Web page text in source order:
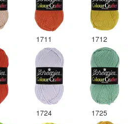
1711 1712
1724 1725